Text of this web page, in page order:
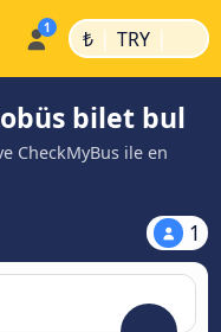
₺ | TRY |
bilet bul
CheckMyBus ile en
1